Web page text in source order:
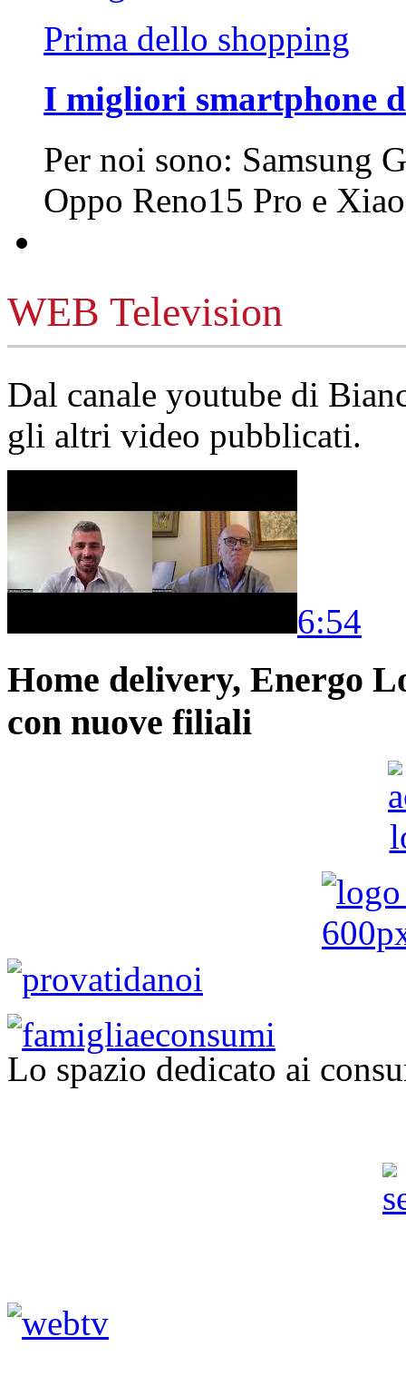
Prima dello shopping
I migliori smartphone
Per noi sono: Samsung
Oppo Reno15 Pro e
WEB Television
Dal canale youtube di
gli altri video pubblicati.
6:54
Home delivery, Energo
con nuove filiali
Lo spazio dedicato ai